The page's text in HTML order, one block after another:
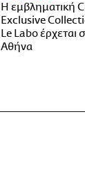
Η εμβληματική
Exclusive
Le Labo έρχεται
Αθήνα